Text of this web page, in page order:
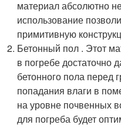
материал абсолютно
использование
примитивную
Бетонный пол . Этот
в погребе достаточно
бетонного пола перед
попадания влаги в
на уровне почвенных
для погреба будет